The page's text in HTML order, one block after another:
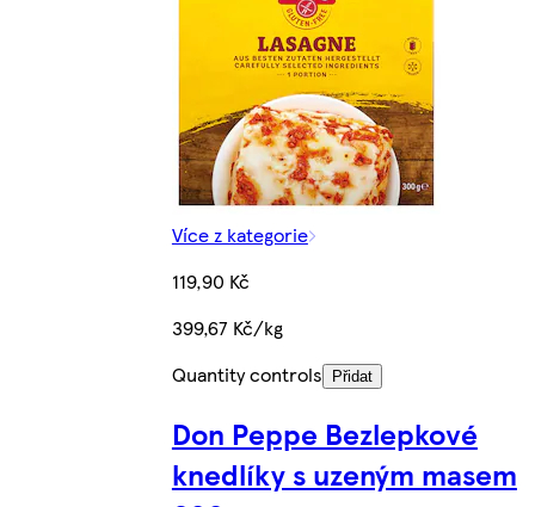
Více z kategorie
119,90 Kč
399,67 Kč/kg
Quantity controls
Přidat
Don Peppe Bezlepkové
knedlíky s uzeným masem